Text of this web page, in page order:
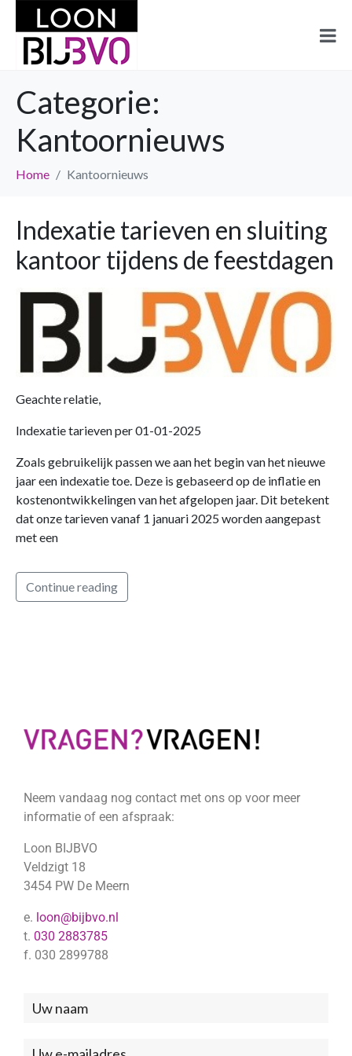
Categorie:
Kantoornieuws
Home Kantoornieuws
Indexatie tarieven en sluiting
kantoor tijdens de feestdagen
Geachte relatie,
Indexatie tarieven per 01-01-2025
Zoals gebruikelijk passen we aan het begin van het nieuwe
jaar een indexatie toe. Deze is gebaseerd op de inflatie en
kostenontwikkelingen van het afgelopen jaar. Dit betekent
dat onze tarieven vanaf 1 januari 2025 worden aangepast
met een
Continue reading
Neem vandaag nog contact met ons op voor meer
informatie of een afspraak:
Loon BIJBVO
Veldzigt 18
3454 PW De Meern
e. loon@bijbvo.nl
t. 030 2883785
f. 030 2899788
Neem